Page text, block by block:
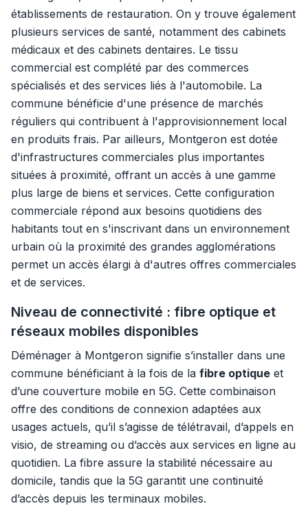
établissements de restauration. On y trouve également
plusieurs services de santé, notamment des cabinets
médicaux et des cabinets dentaires. Le tissu
commercial est complété par des commerces
spécialisés et des services liés à l'automobile. La
commune bénéficie d'une présence de marchés
réguliers qui contribuent à l'approvisionnement local
en produits frais. Par ailleurs, Montgeron est dotée
d'infrastructures commerciales plus importantes
situées à proximité, offrant un accès à une gamme
plus large de biens et services. Cette configuration
commerciale répond aux besoins quotidiens des
habitants tout en s'inscrivant dans un environnement
urbain où la proximité des grandes agglomérations
permet un accès élargi à d'autres offres commerciales
et de services.
Niveau de connectivité : fibre optique et
réseaux mobiles disponibles
Déménager à Montgeron signifie s’installer dans une
commune bénéficiant à la fois de la fibre optique et
d’une couverture mobile en 5G. Cette combinaison
offre des conditions de connexion adaptées aux
usages actuels, qu’il s’agisse de télétravail, d’appels en
visio, de streaming ou d’accès aux services en ligne au
quotidien. La fibre assure la stabilité nécessaire au
domicile, tandis que la 5G garantit une continuité
d’accès depuis les terminaux mobiles.